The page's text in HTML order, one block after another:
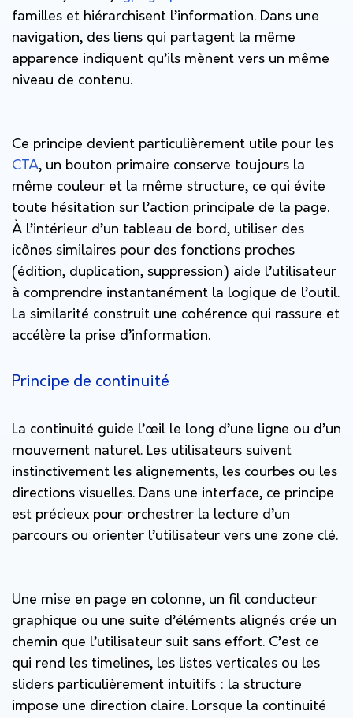
familles et hiérarchisent l’information. Dans une
navigation, des liens qui partagent la même
apparence indiquent qu’ils mènent vers un même
niveau de contenu.
Ce principe devient particulièrement utile pour les
CTA, un bouton primaire conserve toujours la
même couleur et la même structure, ce qui évite
toute hésitation sur l’action principale de la page.
À l’intérieur d’un tableau de bord, utiliser des
icônes similaires pour des fonctions proches
(édition, duplication, suppression) aide l’utilisateur
à comprendre instantanément la logique de l’outil.
La similarité construit une cohérence qui rassure et
accélère la prise d’information.
Principe de continuité
La continuité guide l’œil le long d’une ligne ou d’un
mouvement naturel. Les utilisateurs suivent
instinctivement les alignements, les courbes ou les
directions visuelles. Dans une interface, ce principe
est précieux pour orchestrer la lecture d’un
parcours ou orienter l’utilisateur vers une zone clé.
Une mise en page en colonne, un fil conducteur
graphique ou une suite d’éléments alignés crée un
chemin que l’utilisateur suit sans effort. C’est ce
qui rend les timelines, les listes verticales ou les
sliders particulièrement intuitifs : la structure
impose une direction claire. Lorsque la continuité